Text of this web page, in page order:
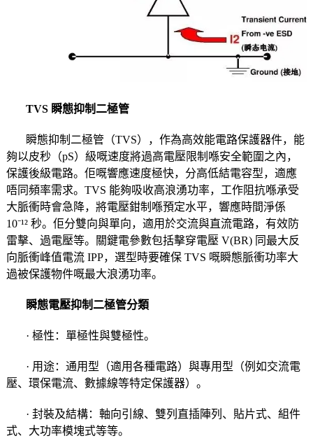
TVS 瞬態抑制二極管
瞬態抑制二極管（TVS），作為高效能電路保護器件，能
夠以皮秒（pS）級嘅速度將過高電壓限制喺安全範圍之內，
保護後級電路。佢嘅響應速度極快，分高低結電容型，適應
唔同頻率需求。TVS 能夠吸收高浪湧功率，工作阻抗喺承受
大脈衝時會急降，將電壓鉗制喺預定水平，響應時間淨係
10⁻¹² 秒。佢分雙向與單向，適用於交流與直流電路，有效防
雷擊、過電壓等。關鍵電參數包括擊穿電壓 V(BR) 同最大反
向脈衝峰值電流 IPP，選型時要確保 TVS 嘅瞬態脈衝功率大
過被保護物件嘅最大浪湧功率。
瞬態電壓抑制二極管分類
· 極性：單極性與雙極性。
· 用途：通用型（適用各種電路）與專用型（例如交流電
壓、環保電流、數據線等特定保護器）。
· 封裝及結構：軸向引線、雙列直插陣列、貼片式、組件
式、大功率模塊式等等。